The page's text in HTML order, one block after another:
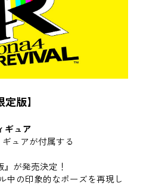
版】
ギュア
ュアが付属する
』が発売決定！
中の印象的なポーズを再現し